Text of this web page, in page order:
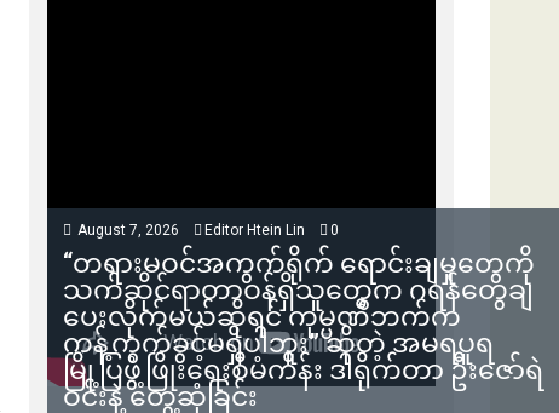
August 7, 2026 Editor Htein Lin 0
“တရားမဝင်အကွက်ရိုက် ရောင်းချမှုတွေကို
သက်ဆိုင်ရာတာဝန်ရှိသူတွေက ဂရန်တွေချ
ပေးလိုက်မယ်ဆိုရင် ကုမ္ပဏီဘက်က
ကန့်ကွက်ခွင့်မရှိပါဘူး” ဆိုတဲ့ အမရပူရ
မြို့ပြဖွံ့ဖြိုးရေးစီမံကိန်း ဒါရိုက်တာ ဦးဇော်ရဲ
ဝင်းနဲ့ တွေ့ဆုံခြင်း